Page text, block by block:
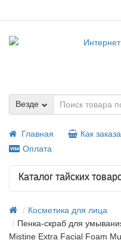
Везде
Главная Как
Оплата
Каталог тайских
Косметика для лица
Пенка-скраб для
Mistine Extra Facial Foam